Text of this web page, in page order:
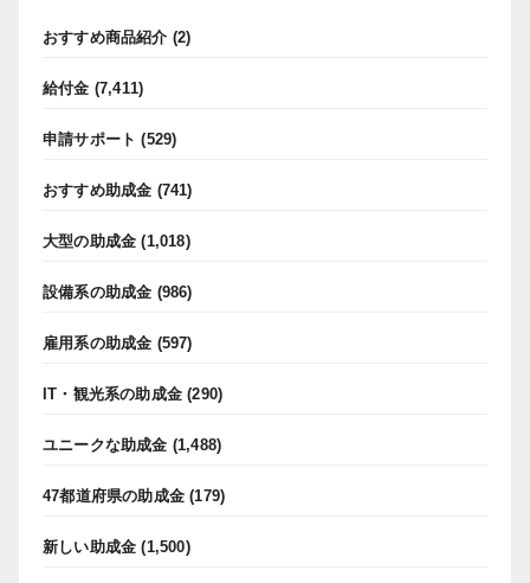
おすすめ商品紹介 (2)
給付金 (7,411)
申請サポート (529)
おすすめ助成金 (741)
大型の助成金 (1,018)
設備系の助成金 (986)
雇用系の助成金 (597)
IT・観光系の助成金 (290)
ユニークな助成金 (1,488)
47都道府県の助成金 (179)
新しい助成金 (1,500)